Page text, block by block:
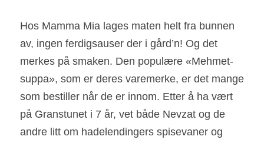
Hos Mamma Mia lages maten helt fra bunnen
av, ingen ferdigsauser der i gård’n! Og det
merkes på smaken. Den populære «Mehmet-
suppa», som er deres varemerke, er det mange
som bestiller når de er innom. Etter å ha vært
på Granstunet i 7 år, vet både Nevzat og de
andre litt om hadelendingers spisevaner og